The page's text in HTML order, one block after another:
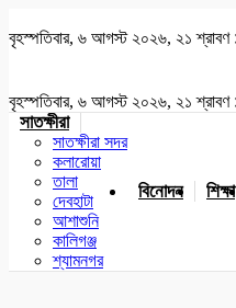
বৃহস্পতিবার, ৬ আগস্ট ২০২৬, ২১
বৃহস্পতিবার, ৬ আগস্ট ২০২৬, ২১
সাতক্ষীরা
সাতক্ষীরা সদর
কলারোয়া
তালা
দেবহাটা
আশাশুনি
কালিগঞ্জ
শ্যামনগর
বিনোদন শিক্ষা